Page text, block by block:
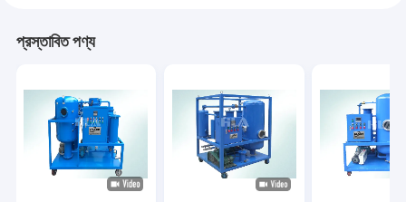
প্রস্তাবিত পণ্য